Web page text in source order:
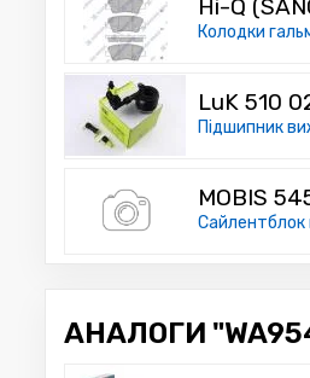
Hi-Q
Колодки
LuK 510
Підшипник
MOBIS
Сайлентблок
АНАЛОГИ